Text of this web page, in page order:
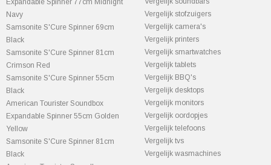
Expandable Spinner 77cm Midnight
Navy
Samsonite S'Cure Spinner 69cm
Black
Samsonite S'Cure Spinner 81cm
Crimson Red
Samsonite S'Cure Spinner 55cm
Black
American Tourister Soundbox
Expandable Spinner 55cm Golden
Yellow
Samsonite S'Cure Spinner 81cm
Black
Vergelijk stofzuigers
Vergelijk camera's
Vergelijk printers
Vergelijk smartwatches
Vergelijk tablets
Vergelijk BBQ's
Vergelijk desktops
Vergelijk monitors
Vergelijk oordopjes
Vergelijk telefoons
Vergelijk tvs
Vergelijk wasmachines